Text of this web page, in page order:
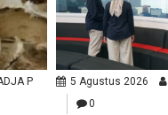
P
5 Agustus 2026
0